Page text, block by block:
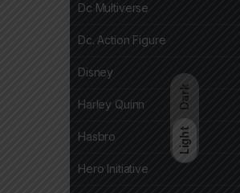
Dark
Light
Dc Multiverse
Dc. Action Figure
Disney
Harley Quinn
Hasbro
Hero Initiative